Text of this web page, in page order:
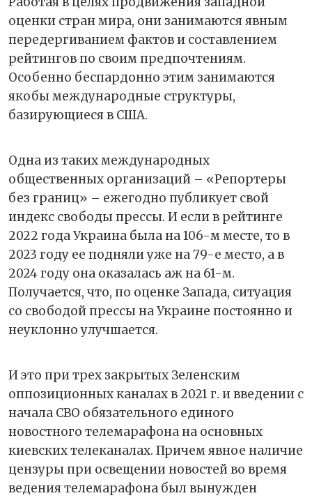
оценки стран мира, они занимаются явным
передергиванием фактов и составлением
рейтингов по своим предпочтениям.
Особенно беспардонно этим занимаются
якобы международные структуры,
базирующиеся в США.
Одна из таких международных
общественных организаций – «Репортеры
без границ» – ежегодно публикует свой
индекс свободы прессы. И если в рейтинге
2022 года Украина была на 106-м месте, то в
2023 году ее подняли уже на 79-е место, а в
2024 году она оказалась аж на 61-м.
Получается, что, по оценке Запада, ситуация
со свободой прессы на Украине постоянно и
неуклонно улучшается.
И это при трех закрытых Зеленским
оппозиционных каналах в 2021 г. и введении с
начала СВО обязательного единого
новостного телемарафона на основных
киевских телеканалах. Причем явное наличие
цензуры при освещении новостей во время
ведения телемарафона был вынужден